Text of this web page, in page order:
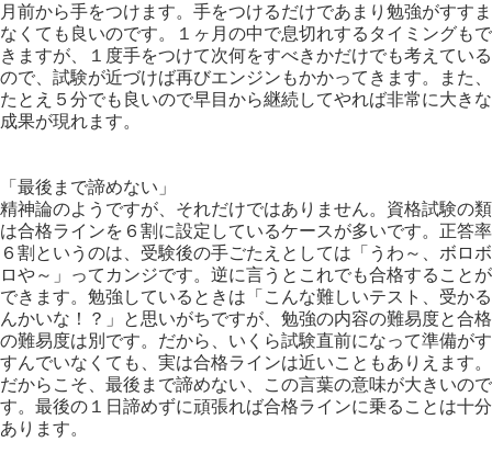
月前から手をつけます。手をつけるだけであまり勉強がすすま
なくても良いのです。１ヶ月の中で息切れするタイミングもで
きますが、１度手をつけて次何をすべきかだけでも考えている
ので、試験が近づけば再びエンジンもかかってきます。また、
たとえ５分でも良いので早目から継続してやれば非常に大きな
成果が現れます。
「最後まで諦めない」
精神論のようですが、それだけではありません。資格試験の類
は合格ラインを６割に設定しているケースが多いです。正答率
６割というのは、受験後の手ごたえとしては「うわ～、ボロボ
ロや～」ってカンジです。逆に言うとこれでも合格することが
できます。勉強しているときは「こんな難しいテスト、受かる
んかいな！？」と思いがちですが、勉強の内容の難易度と合格
の難易度は別です。だから、いくら試験直前になって準備がす
すんでいなくても、実は合格ラインは近いこともありえます。
だからこそ、最後まで諦めない、この言葉の意味が大きいので
す。最後の１日諦めずに頑張れば合格ラインに乗ることは十分
あります。